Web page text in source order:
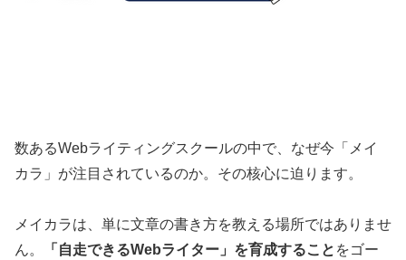
数あるWebライティングスクールの中で、なぜ今「メイ
カラ」が注目されているのか。その核心に迫ります。
メイカラは、単に文章の書き方を教える場所ではありませ
ん。
「自走できるWebライター」を育成すること をゴー